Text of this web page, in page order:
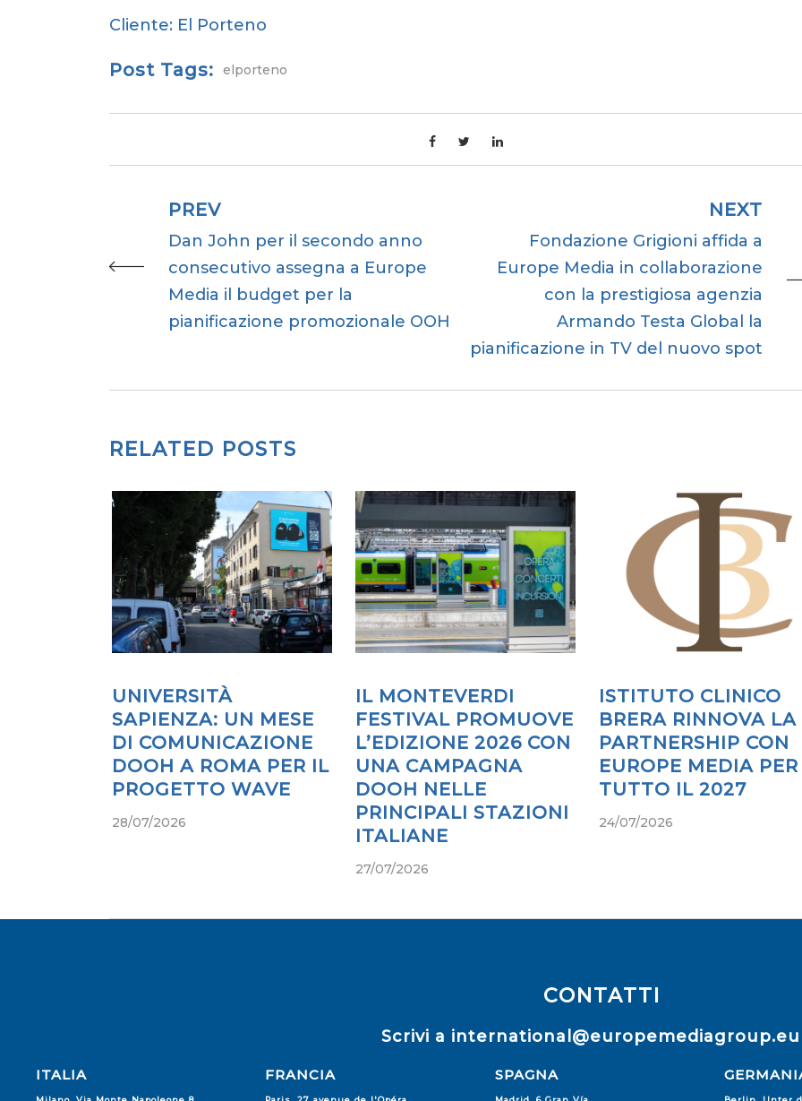
Cliente: El Porteno
Post Tags: elporteno
PREV
Dan John per il secondo anno
consecutivo assegna a Europe
Media il budget per la
pianificazione promozionale OOH
NEXT
Fondazione Grigioni affida a
Europe Media in collaborazione
con la prestigiosa agenzia
Armando Testa Global la
pianificazione in TV del nuovo spot
RELATED POSTS
UNIVERSITÀ
SAPIENZA: UN MESE
DI COMUNICAZIONE
DOOH A ROMA PER IL
PROGETTO WAVE
28/07/2026
IL MONTEVERDI
FESTIVAL PROMUOVE
L’EDIZIONE 2026 CON
UNA CAMPAGNA
DOOH NELLE
PRINCIPALI STAZIONI
ITALIANE
27/07/2026
ISTITUTO CLINICO
BRERA RINNOVA LA
PARTNERSHIP CON
EUROPE MEDIA PER
TUTTO IL 2027
24/07/2026
CONTATTI
Scrivi a international@europemediagroup.eu
ITALIA FRANCIA SPAGNA